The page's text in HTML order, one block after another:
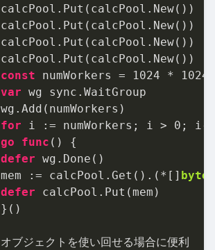
calcPool.Put(calcPool.New())
calcPool.Put(calcPool.New())
calcPool.Put(calcPool.New())
const numWorkers = 1024 *
1024
var wg sync.WaitGroup
for i := numWorkers; i > 0
go
func ()
defer wg.Done()
mem := calcPool.Get().(*[] byte
defer calcPool.Put(mem)
}()
オブジェクトを使い回せる場合に便利